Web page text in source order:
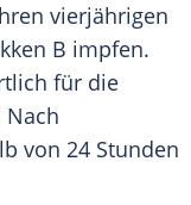
vierjährigen
B impfen.
für die
Nach
von 24 Stunden